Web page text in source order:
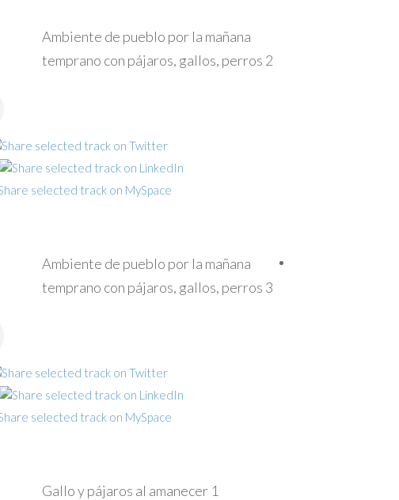
Ambiente de pueblo por la mañana
temprano con pájaros, gallos, perros 2
Ambiente de pueblo por la mañana
temprano con pájaros, gallos, perros 3
Gallo y pájaros al amanecer 1